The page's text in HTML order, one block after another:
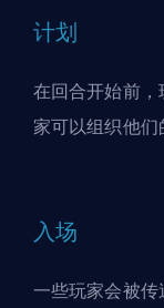
计划
在回合开始前
家可以组织他们
入场
一些玩家会被